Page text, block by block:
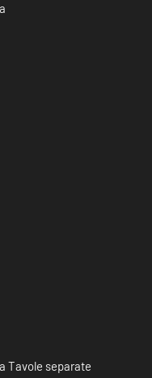
Tavole separate